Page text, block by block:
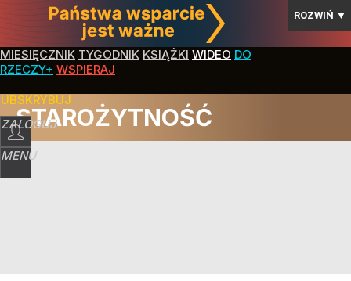
ROZWIŃ ▼
MIESIĘCZNIK TYGODNIK KSIĄŻKI WIDEO DO
RZECZY+ WSPIERAJ
ZALOGUJ
MENU
STAROŻYTNOŚĆ